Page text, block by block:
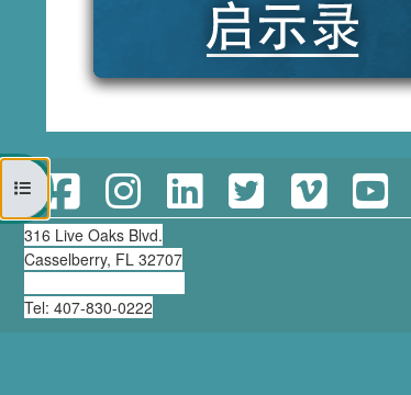
打开课程索引
316 Live Oaks Blvd.
Casselberry, FL 32707
Tel: 407-830-0222